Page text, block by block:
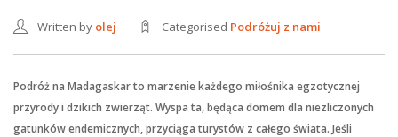
Written by olej Categorised Podróżuj z nami
Podróż na Madagaskar to marzenie każdego miłośnika egzotycznej
przyrody i dzikich zwierząt. Wyspa ta, będąca domem dla niezliczonych
gatunków endemicznych, przyciąga turystów z całego świata. Jeśli